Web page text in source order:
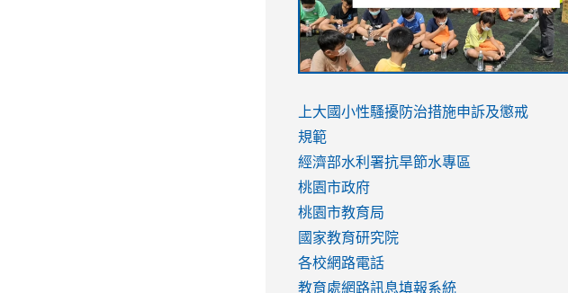
to
https://www.youtube.com/watch?
v=hC_gdZndU9s
to
https://www.youtube.com/watch?
v=hC_gdZndU9s
link
to
https://www.youtube.com/watch?
v=mfpNykQ0g4M
上大國小性騷擾防治措施申訴及懲戒
規範
經濟部水利署抗旱節水專區
桃園市政府
桃園市教育局
國家教育研究院
各校網路電話
教育處網路訊息填報系統